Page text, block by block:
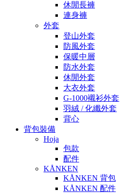
休閒長褲
連身褲
外套
登山外套
防風外套
保暖中層
防水外套
休閒外套
大衣外套
G-1000襯衫外套
羽絨 / 化纖外套
背心
背包裝備
Hoja
包款
配件
KÅNKEN
KÅNKEN 背包
KÅNKEN 配件